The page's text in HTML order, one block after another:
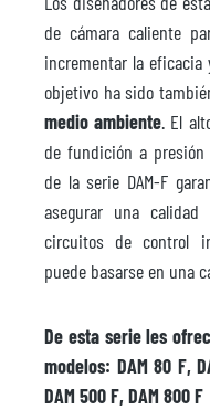
de cámara caliente
incrementar la eficacia
objetivo ha sido
medio ambiente. El
de fundición a presión
de la serie DAM-F
asegurar una calidad
circuitos de control
puede basarse en una
De esta serie les
modelos: DAM 80 F,
DAM 500 F, DAM 800 F